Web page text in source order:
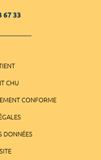
67 33
CHU
CONFORME
DONNÉES